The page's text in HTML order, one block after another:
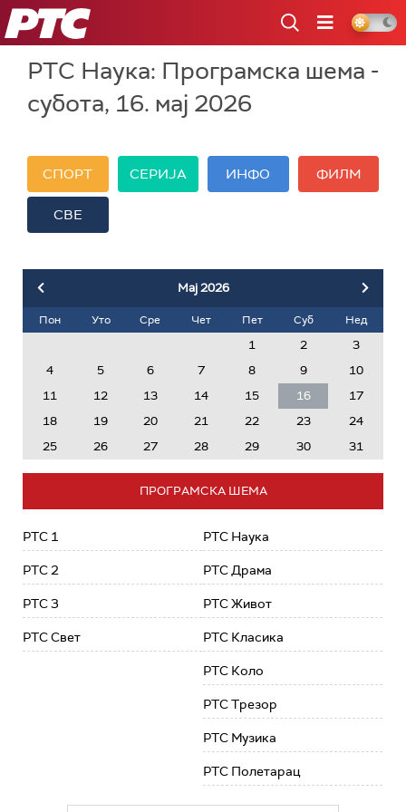
РТС
РТС Наука: Програмска шема -
субота, 16. мај 2026
СПОРТ СЕРИЈА ИНФО ФИЛМ
СВЕ
Мај 2026
Пон Уто Сре Чет Пет Суб Нед
1 2
3
4
5 6 7 8 9
10
11
12 13 14 15 16
17
18
19 20 21 22 23
24
25
26 27 28 29 30 31
ПРОГРАМСКА ШЕМА
РТС 1
РТС 2
РТС 3
РТС Свет
РТС Наука
РТС Драма
РТС Живот
РТС Класика
РТС Коло
РТС Трезор
РТС Музика
РТС Полетарац